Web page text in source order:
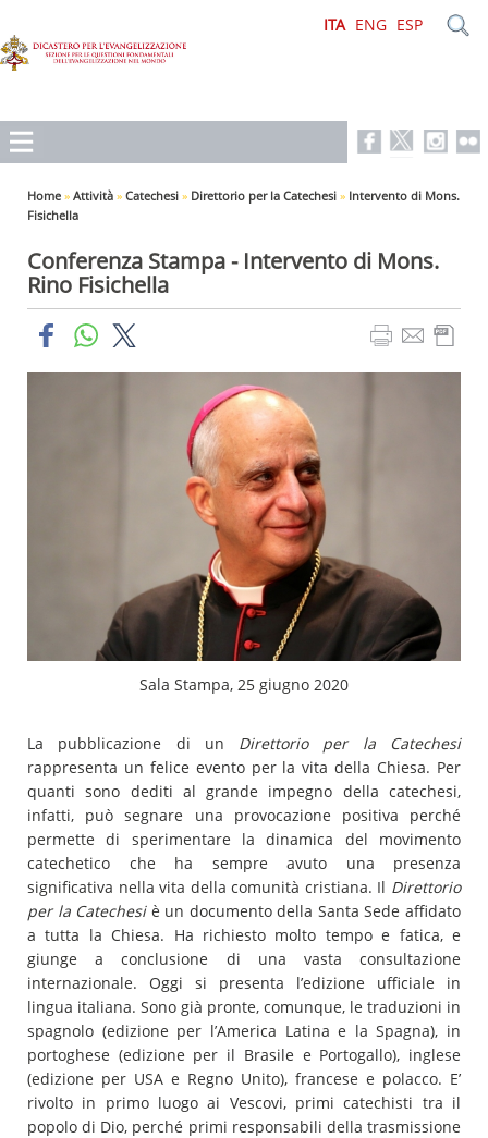
ITA ENG ESP
Home » Attività » Catechesi » Direttorio per la Catechesi » Intervento di Mons.
Fisichella
Conferenza Stampa - Intervento di Mons.
Rino Fisichella
Sala Stampa, 25 giugno 2020
La pubblicazione di un Direttorio per la Catechesi
rappresenta un felice evento per la vita della Chiesa. Per
quanti sono dediti al grande impegno della catechesi,
infatti, può segnare una provocazione positiva perché
permette di sperimentare la dinamica del movimento
catechetico che ha sempre avuto una presenza
significativa nella vita della comunità cristiana. Il Direttorio
per la Catechesiè un documento della Santa Sede affidato
a tutta la Chiesa. Ha richiesto molto tempo e fatica, e
giunge a conclusione di una vasta consultazione
internazionale. Oggi si presenta l’edizione ufficiale in
lingua italiana. Sono già pronte, comunque, le traduzioni in
spagnolo (edizione per l’America Latina e la Spagna), in
portoghese (edizione per il Brasile e Portogallo), inglese
(edizione per USA e Regno Unito), francese e polacco. E’
rivolto in primo luogo ai Vescovi, primi catechisti tra il
popolo di Dio, perché primi responsabili della trasmissione